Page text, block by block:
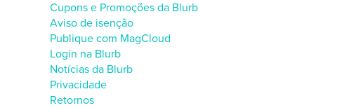
Cupons e Promoções da Blurb
Aviso de isenção
Publique com MagCloud
Login na Blurb
Notícias da Blurb
Privacidade
Retornos